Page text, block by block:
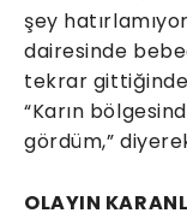
şey
dairesinde
tekrar
“Karın
gördüm,”
OLAYIN